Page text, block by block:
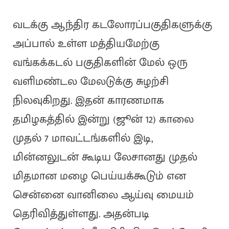
வடக்கு ஆந்திர கடலோரப்பகுதிகளுக்கு
அப்பால் உள்ள மத்தியமேற்கு
வங்கக்கடல் பகுதிகளின் மேல் ஒரு
வளிமண்டல மேலடுக்கு சுழற்சி
நிலவுகிறது. இதன் காரணமாக
தமிழகத்தில் இன்று (ஜூன் 12) காலை
முதல் 7 மாவட்டங்களில் இடி,
மின்னலுடன் கூடிய லேசானது முதல்
மிதமான மழை பெய்யக்கூடும் என
சென்னை வானிலை ஆய்வு மையம்
தெரிவித்துள்ளது. அதன்படி